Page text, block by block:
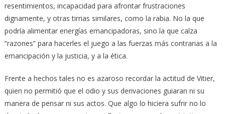
resentimientos, incapacidad para afrontar frustraciones
dignamente, y otras tirrias similares, como la rabia. No la que
podría alimentar energías emancipadoras, sino la que calza
“razones” para hacerles el juego a las fuerzas más contrarias a la
emancipación y la justicia, y a la ética.
Frente a hechos tales no es azaroso recordar la actitud de Vitier,
quien no permitió que el odio y sus derivaciones guiaran ni su
manera de pensar ni sus actos. Que algo lo hiciera sufrir no lo